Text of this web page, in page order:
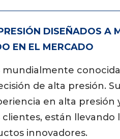
DISEÑADOS A
EN EL MERCADO
mundialmente
de alta presión.
en alta presión
están llevando
innovadores.